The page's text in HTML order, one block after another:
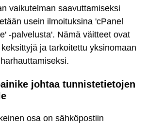
vaikutelman saavuttamiseksi
usein ilmoituksina 'cPanel
-palvelusta'. Nämä väitteet ovat
ja tarkoitettu yksinomaan
johtaa tunnistetietojen
osa on sähköpostiin